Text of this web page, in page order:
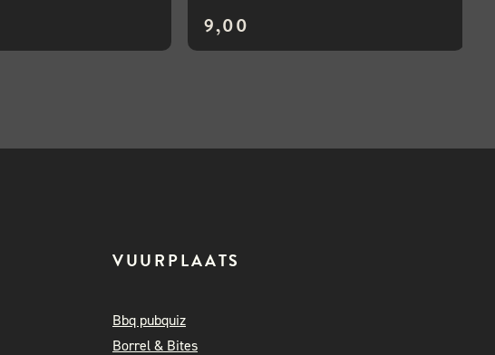
9,00
VUURPLAATS
Bbq pubquiz
Borrel & Bites